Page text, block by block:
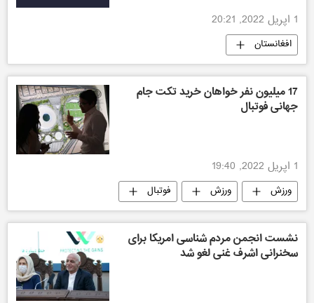
1 اپریل 2022, 20:21
افغانستان
17 میلیون نفر خواهان خرید تکت جام
جهانی فوتبال
1 اپریل 2022, 19:40
ورزش ورزش فوتبال
نشست انجمن مردم شناسی امریکا برای
سخنرانی اشرف غنی لغو شد